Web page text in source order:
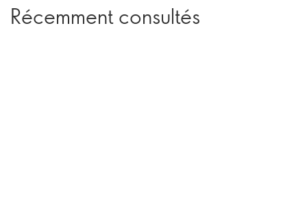
Récemment consultés